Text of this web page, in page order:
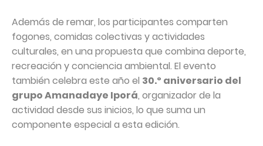
Además de remar, los participantes comparten
fogones, comidas colectivas y actividades
culturales, en una propuesta que combina deporte,
recreación y conciencia ambiental. El evento
también celebra este año el 30.º aniversario del
grupo Amanadaye Iporá, organizador de la
actividad desde sus inicios, lo que suma un
componente especial a esta edición.